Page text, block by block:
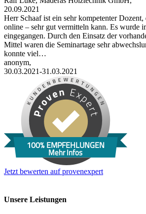
20.09.2021
Herr Schaaf ist ein sehr kompetenter
online – sehr gut vermitteln kann. Es wurde
eingegangen. Durch den Einsatz der
Mittel waren die Seminartage sehr
konnte viel…
anonym,
30.03.2021-31.03.2021
100% EMPFEHLUNGEN
Mehr Infos
Jetzt bewerten auf provenexpert
Unsere Leistungen